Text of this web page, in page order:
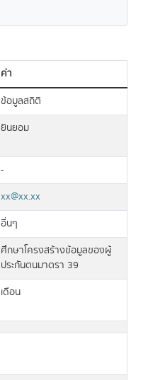
ค่า
ข้อมูลสถิติ
ยินยอม
-
xx@xx.xx
อื่นๆ
ศึกษาโครงสร้างข้อมูลของผู้
ประกันตนมาตรา 39
เดือน